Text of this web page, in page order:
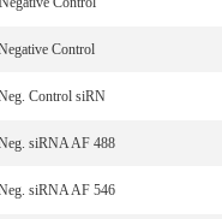
Control
Control siRN
siRNA AF 488
siRNA AF 546